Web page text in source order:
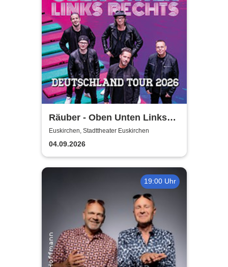
Räuber - Oben Unten Links
Rechts
Euskirchen, Stadttheater Euskirchen
04.09.2026
19:00 Uhr